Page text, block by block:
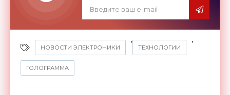
НОВОСТИ ЭЛЕКТРОНИКИ
,
ТЕХНОЛОГИИ
,
ГОЛОГРАММА